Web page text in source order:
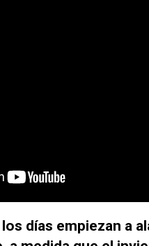
los días empiezan a